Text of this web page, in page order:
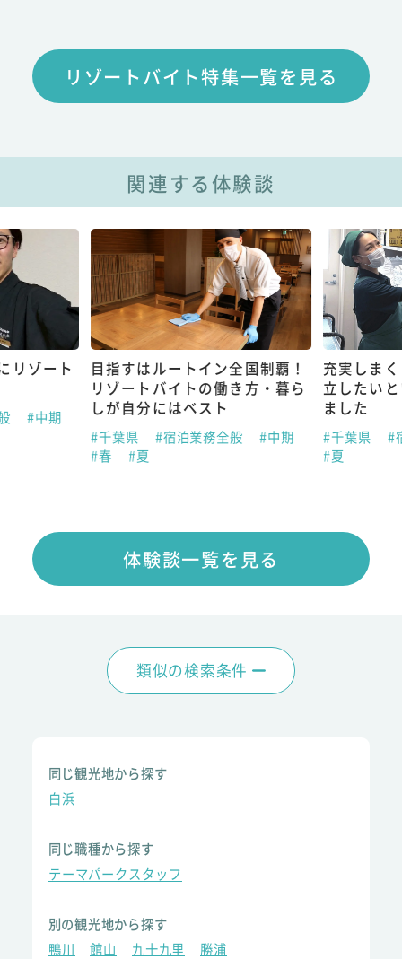
リゾートバイト特集一覧を見る
関連する体験談
リゾート
#中期
目指すはルートイン全国制覇！
リゾートバイトの働き方・暮ら
しが自分にはベスト
#千葉県 #宿泊業務全般
#中期
#春
#夏
充実しま
立したい
ました
#千葉県
#
#夏
体験談一覧を見る
類似の検索条件
同じ観光地から探す
白浜
同じ職種から探す
テーマパークスタッフ
別の観光地から探す
鴨川
館山 九十九里 勝浦